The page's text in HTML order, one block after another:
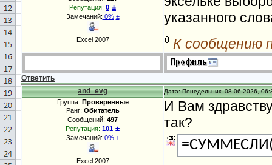
Репутация: 0 ±
Замечаний: 0% ±
Excel 2007
указанного
К сообщению
Ответить
and_evg
Дата: Понедельник, 08.06.2026,
Группа: Проверенные
Ранг: Обитатель
Сообщений: 497
Репутация: 101 ±
Замечаний: 0% ±
Excel 2007
И Вам
так?